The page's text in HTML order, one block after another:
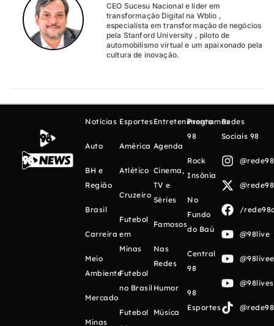
CEO Sucesu Nacional e líder em
transformação Digital na Wblio ,
especialista em transformação de negócios
pela Stanford University , piloto de
automobilismo virtual e um apaixonado pela
cultura de inovação.
Notícias
Auto
BH e
Região
Brasil
Carreira
Meio
Ambiente
Mercado
Minas
Esportes
América
Atlético
Cruzeiro
Futebol
em
Minas
Futebol
no Brasil
Futebol
Entretenimento
Agenda
Cinema,
TV e
Séries
Famosos
Nas
Redes
Humor
Música
Programas
98
Rock
Insônia
No
Fundo
do Baú
Central
98
98
Esportes
Redes
Sociais 98
/
@98live